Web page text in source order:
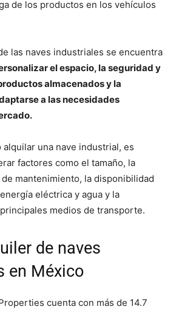
de los productos en los vehículos
las naves industriales se encuentra
el espacio, la seguridad y
almacenados y la
a las necesidades
una nave industrial, es
factores como el tamaño, la
mantenimiento, la disponibilidad
eléctrica y agua y la
medios de transporte.
de naves
en México
cuenta con más de 14.7